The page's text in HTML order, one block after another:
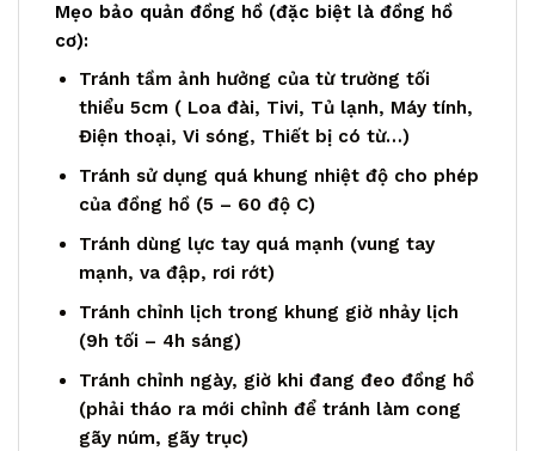
Mẹo bảo quản đồng hồ (đặc biệt là đồng hồ
cơ):
Tránh tầm ảnh hưởng của từ trường tối
thiểu 5cm ( Loa đài, Tivi, Tủ lạnh, Máy tính,
Điện thoại, Vi sóng, Thiết bị có từ…)
Tránh sử dụng quá khung nhiệt độ cho phép
của đồng hồ (5 – 60 độ C)
Tránh dùng lực tay quá mạnh (vung tay
mạnh, va đập, rơi rớt)
Tránh chỉnh lịch trong khung giờ nhảy lịch
(9h tối – 4h sáng)
Tránh chỉnh ngày, giờ khi đang đeo đồng hồ
(phải tháo ra mới chỉnh để tránh làm cong
gãy núm, gãy trục)